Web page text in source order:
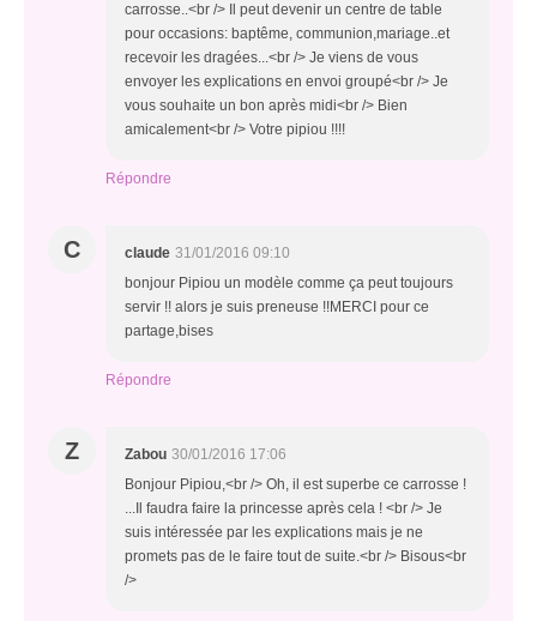
carrosse..<br /> Il peut devenir un centre de table
pour occasions: baptême, communion,mariage..et
recevoir les dragées...<br /> Je viens de vous
envoyer les explications en envoi groupé<br /> Je
vous souhaite un bon après midi<br /> Bien
amicalement<br /> Votre pipiou !!!!
Répondre
C claude 31/01/2016 09:10
bonjour Pipiou un modèle comme ça peut toujours
servir !! alors je suis preneuse !!MERCI pour ce
partage,bises
Répondre
Z Zabou 30/01/2016 17:06
Bonjour Pipiou,<br /> Oh, il est superbe ce carrosse !
...Il faudra faire la princesse après cela ! <br /> Je
suis intéressée par les explications mais je ne
promets pas de le faire tout de suite.<br /> Bisous<br
/>